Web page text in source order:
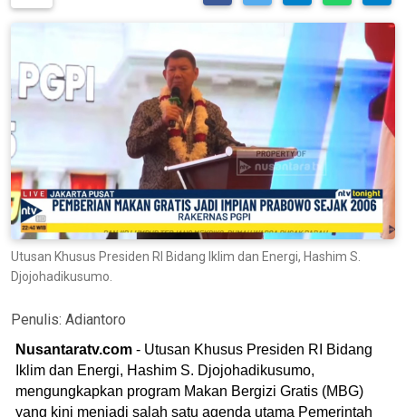
Utusan Khusus Presiden RI Bidang Iklim dan Energi, Hashim S.
Djojohadikusumo.
Penulis: Adiantoro
Nusantaratv.com - Utusan Khusus Presiden RI Bidang
Iklim dan Energi, Hashim S. Djojohadikusumo,
mengungkapkan program Makan Bergizi Gratis (MBG)
yang kini menjadi salah satu agenda utama Pemerintah